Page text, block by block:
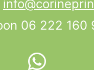
06 222 160